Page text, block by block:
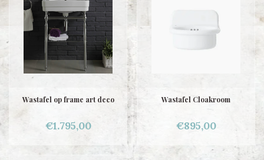
Wastafel op frame art deco
€1.795,00
Wastafel Cloakroom
€895,00